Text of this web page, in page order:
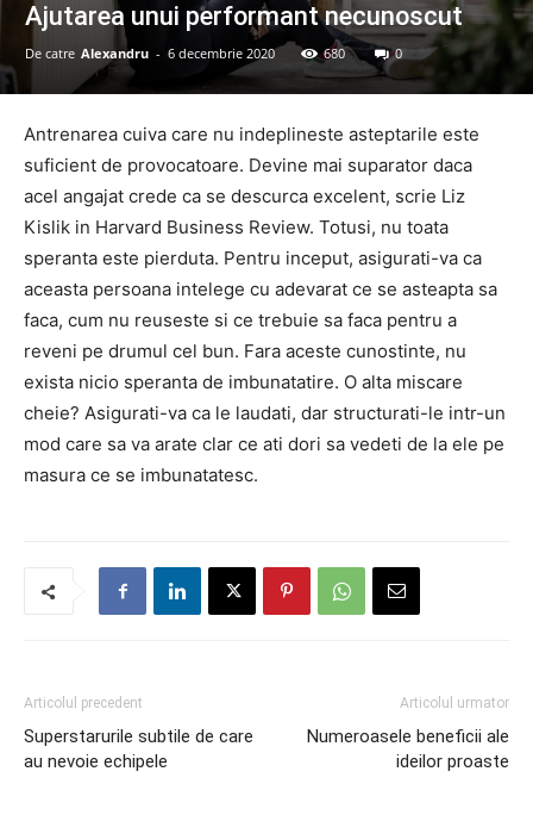
Ajutarea unui performant necunoscut
De catre Alexandru - 6 decembrie 2020 680 0
Antrenarea cuiva care nu indeplineste asteptarile este
suficient de provocatoare. Devine mai suparator daca
acel angajat crede ca se descurca excelent, scrie Liz
Kislik in Harvard Business Review. Totusi, nu toata
speranta este pierduta. Pentru inceput, asigurati-va ca
aceasta persoana intelege cu adevarat ce se asteapta sa
faca, cum nu reuseste si ce trebuie sa faca pentru a
reveni pe drumul cel bun. Fara aceste cunostinte, nu
exista nicio speranta de imbunatatire. O alta miscare
cheie? Asigurati-va ca le laudati, dar structurati-le intr-un
mod care sa va arate clar ce ati dori sa vedeti de la ele pe
masura ce se imbunatatesc.
Articolul precedent
Superstarurile subtile de care
au nevoie echipele
Articolul urmator
Numeroasele beneficii ale
ideilor proaste